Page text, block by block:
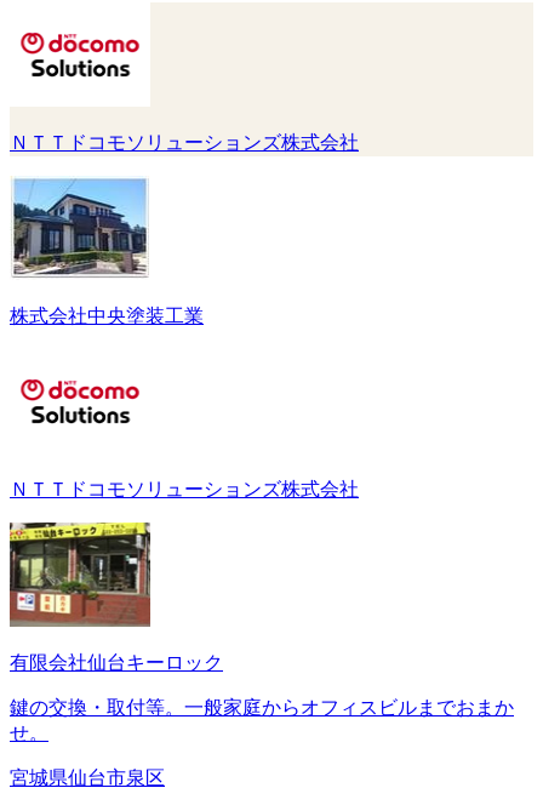
ＮＴＴドコモソリューションズ株式会社
株式会社中央塗装工業
ＮＴＴドコモソリューションズ株式会社
有限会社仙台キーロック
鍵の交換・取付等。一般家庭からオフィスビルまでおまか
せ。
宮城県仙台市泉区